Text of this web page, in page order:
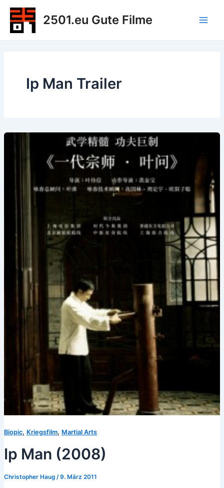
Zum
Inhalt
springen
2501.eu Gute Filme
Ip Man Trailer
Biopic, Kriegsfilm, Martial Arts
Ip Man (2008)
Christopher Haug /9. März 2011